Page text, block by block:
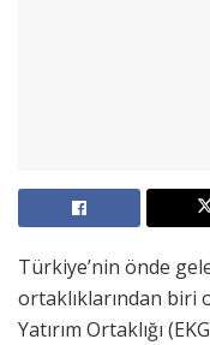
Türkiye’nin önde
ortaklıklarından biri
Yatırım Ortaklığı